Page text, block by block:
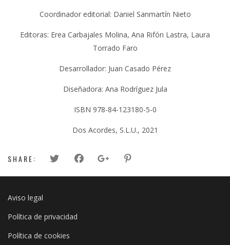
Coordinador editorial: Daniel Sanmartín Nieto
Editoras: Erea Carbajales Molina, Ana Rifón Lastra, Laura
Torrado Faro
Desarrollador: Juan Casado Pérez
Diseñadora: Ana Rodríguez Jula
ISBN 978-84-123180-5-0
Dos Acordes, S.L.U., 2021
SHARE:
Aviso legal
Política de privacidad
Política de cookies